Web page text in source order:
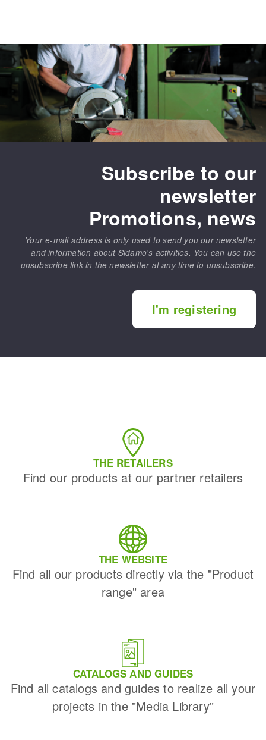
Subscribe to our
newsletter
Promotions, news
Your e-mail address is only used to send you our newsletter
and information about Sidamo's activities. You can use the
unsubscribe link in the newsletter at any time to unsubscribe.
I'm registering
THE RETAILERS
Find our products at our partner retailers
THE WEBSITE
Find all our products directly via the "Product
range" area
CATALOGS AND GUIDES
Find all catalogs and guides to realize all your
projects in the "Media Library"